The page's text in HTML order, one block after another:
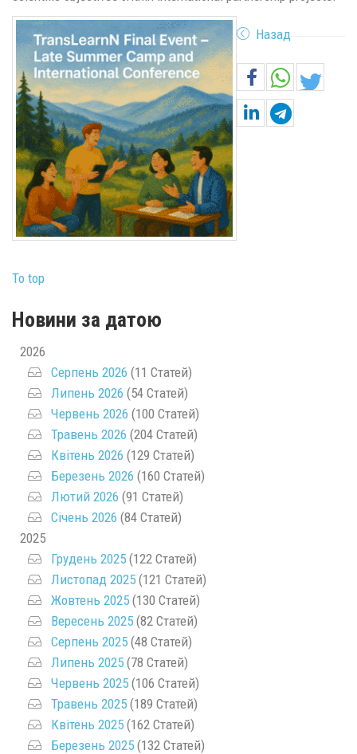
Назад
To top
Новини за датою
2026
Серпень 2026 (11 Статей)
Липень 2026 (54 Статей)
Червень 2026 (100 Статей)
Травень 2026 (204 Статей)
Квітень 2026 (129 Статей)
Березень 2026 (160 Статей)
Лютий 2026 (91 Статей)
Січень 2026 (84 Статей)
2025
Грудень 2025 (122 Статей)
Листопад 2025 (121 Статей)
Жовтень 2025 (130 Статей)
Вересень 2025 (82 Статей)
Серпень 2025 (48 Статей)
Липень 2025 (78 Статей)
Червень 2025 (106 Статей)
Травень 2025 (189 Статей)
Квітень 2025 (162 Статей)
Березень 2025 (132 Статей)